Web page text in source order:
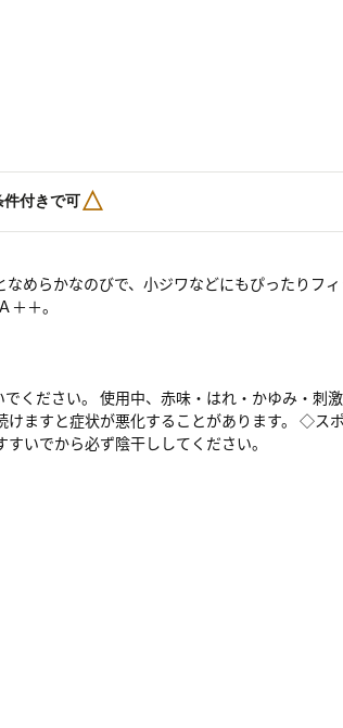
件付きで可△
めらかなのびで、小ジワなどにもぴったりフィ
＋。
ください。 使用中、赤味・はれ・かゆみ・刺
ますと症状が悪化することがあります。 ◇ス
いでから必ず陰干ししてください。